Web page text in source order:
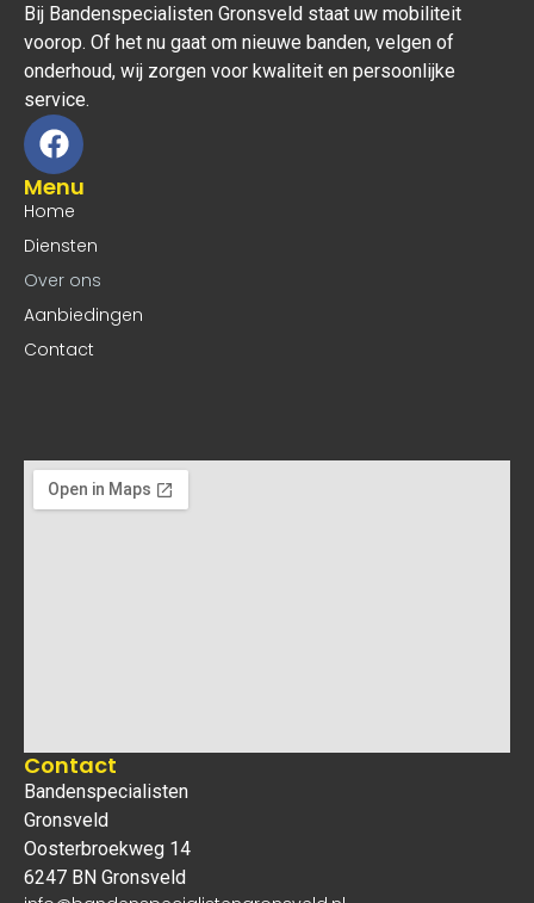
Bij Bandenspecialisten Gronsveld staat uw mobiliteit
voorop. Of het nu gaat om nieuwe banden, velgen of
onderhoud, wij zorgen voor kwaliteit en persoonlijke
service.
Menu
Home
Diensten
Over ons
Aanbiedingen
Contact
Contact
Bandenspecialisten
Gronsveld
Oosterbroekweg 14
6247 BN Gronsveld